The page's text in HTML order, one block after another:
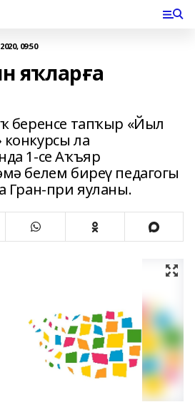
09:50
яҡларға
беренсе тапҡыр «Йыл
ла
1-се Аҡъяр
белем биреү педагогы
Гран-при яуланы.